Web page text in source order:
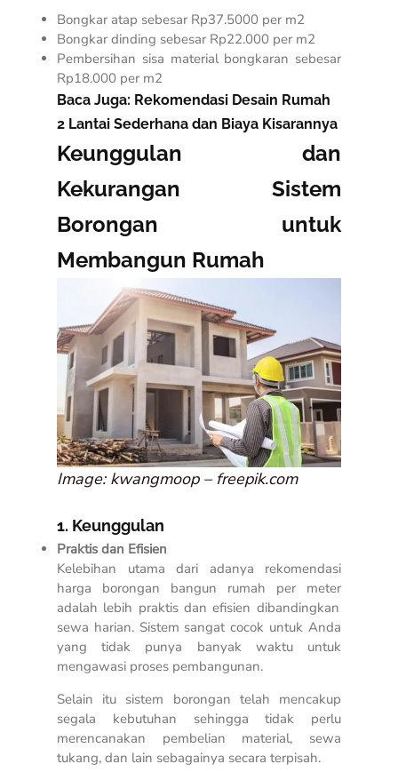
Bongkar atap sebesar Rp37.5000 per m2
Bongkar dinding sebesar Rp22.000 per m2
Pembersihan sisa material bongkaran sebesar
Rp18.000 per m2
Baca Juga: Rekomendasi Desain Rumah
2 Lantai Sederhana dan Biaya Kisarannya
Keunggulan dan
Kekurangan Sistem
Borongan untuk
Membangun Rumah
Image: kwangmoop – freepik.com
1. Keunggulan
Praktis dan Efisien
Kelebihan utama dari adanya rekomendasi
harga borongan bangun rumah per meter
adalah lebih praktis dan efisien dibandingkan
sewa harian. Sistem sangat cocok untuk Anda
yang tidak punya banyak waktu untuk
mengawasi proses pembangunan.
Selain itu sistem borongan telah mencakup
segala kebutuhan sehingga tidak perlu
merencanakan pembelian material, sewa
tukang, dan lain sebagainya secara terpisah.